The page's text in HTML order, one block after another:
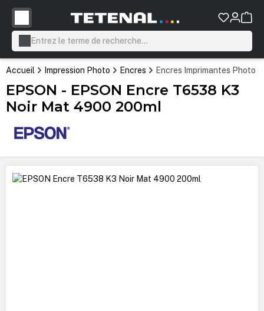
principal
Accueil Impression Photo Encres Encres Imprimantes Photo
EPSON - EPSON Encre T6538 K3
Noir Mat 4900 200ml
Ignorer la galerie d'images